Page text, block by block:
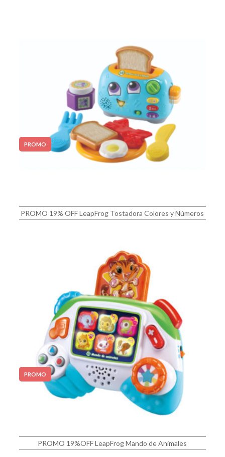
PROMO
PROMO 19% OFF LeapFrog Tostadora Colores y Números
PROMO
PROMO 19%OFF LeapFrog Mando de Animales